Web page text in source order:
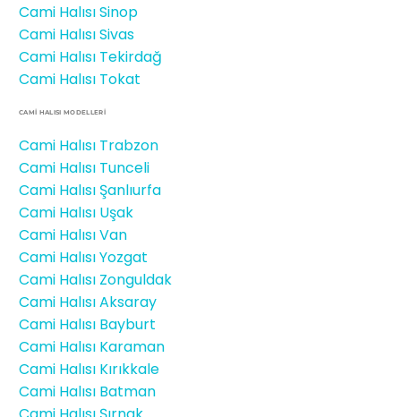
Cami Halısı Sinop
Cami Halısı Sivas
Cami Halısı Tekirdağ
Cami Halısı Tokat
CAMİ HALISI MODELLERI
Cami Halısı Trabzon
Cami Halısı Tunceli
Cami Halısı Şanlıurfa
Cami Halısı Uşak
Cami Halısı Van
Cami Halısı Yozgat
Cami Halısı Zonguldak
Cami Halısı Aksaray
Cami Halısı Bayburt
Cami Halısı Karaman
Cami Halısı Kırıkkale
Cami Halısı Batman